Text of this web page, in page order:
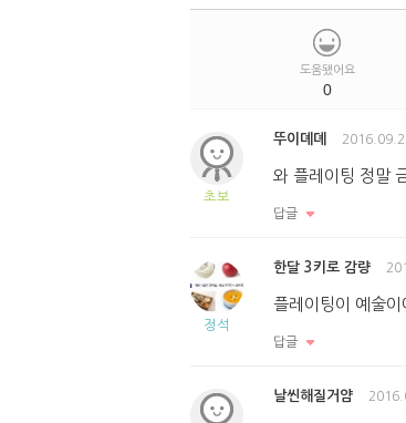
도움됐어요
0
초보
뚜이뎨뎨
와 플레이팅 정말
답글
정석
한달 3키로 감량
플레이팅이 예술이
답글
날씬해질거얌